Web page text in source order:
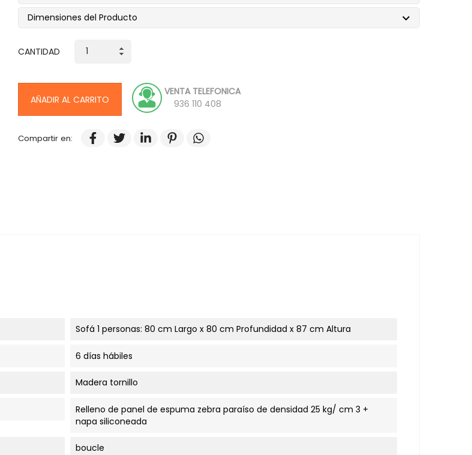
Dimensiones del Producto 
CANTIDAD
AÑADIR AL CARRITO
VENTA TELEFONICA
936 110 408
Compartir en:
Sofá 1 personas: 80 cm Largo x 80 cm Profundidad x 87 cm Altura
6 días hábiles
Madera tornillo
Relleno de panel de espuma zebra paraíso de densidad 25 kg/ cm 3 +
napa siliconeada
boucle